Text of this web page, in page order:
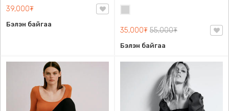
39,000₮
Бэлэн байгаа
кг/, H&M, 0852614006,
Даавуу
35,000₮ 55,000₮
Бэлэн байгаа